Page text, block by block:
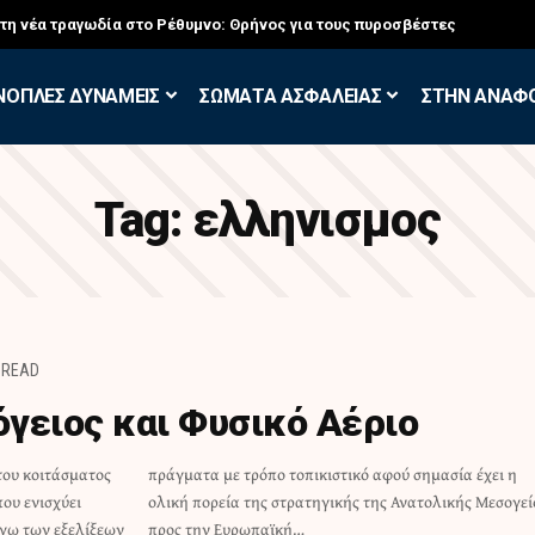
των Εθελοντών Εφέδρων στον Έβρο
ΔΥΝΑΜΕΙΣ ΣΩΜΑΤΑ ΑΣΦΑΛΕΙΑΣ ΣΤΗΝ
Tag: ελληνισμος
και Φυσικό Αέριο
κοιτάσματος
ενισχύει
των εξελίξεων
έχει η
Μεσογείου
προς την Ευρωπαϊκή…